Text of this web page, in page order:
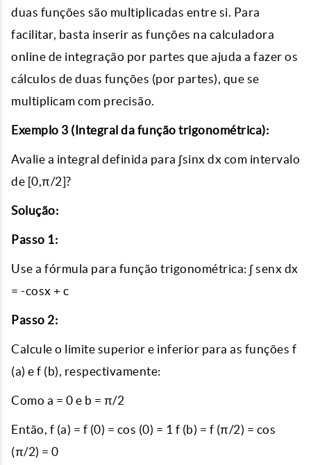
duas funções são multiplicadas entre si. Para
facilitar, basta inserir as funções na calculadora
online de integração por partes que ajuda a fazer os
cálculos de duas funções (por partes), que se
multiplicam com precisão.
Exemplo 3 (Integral da função trigonométrica):
Avalie a integral definida para ∫sinx dx com intervalo
de [0,π/2]?
Solução:
Passo 1:
Use a fórmula para função trigonométrica: ∫ senx dx
= -cosx + c
Passo 2:
Calcule o limite superior e inferior para as funções f
(a) e f (b), respectivamente:
Como a = 0 e b = π/2
Então, f (a) = f (0) = cos (0) = 1 f (b) = f (π/2) = cos
(π/2) = 0